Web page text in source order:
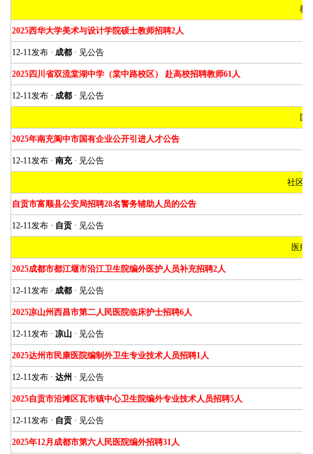
教
2025西华大学美术与设计学院硕士教师招聘2人
12-11发布 · 成都 · 见公告
2025四川省双流棠湖中学（棠中路校区） 赴高校招聘教师61人
12-11发布 · 成都 · 见公告
国
2025年南充阆中市国有企业公开引进人才公告
12-11发布 · 南充· 见公告
社区
自贡市富顺县公安局招聘28名警务辅助人员的公告
12-11发布 · 自贡 · 见公告
医疗
2025成都市都江堰市沿江卫生院编外医护人员补充招聘2人
12-11发布 · 成都 · 见公告
2025凉山州西昌市第二人民医院临床护士招聘6人
12-11发布 · 凉山 · 见公告
2025达州市民康医院编制外卫生专业技术人员招聘1人
12-11发布 · 达州 · 见公告
2025自贡市沿滩区瓦市镇中心卫生院编外专业技术人员招聘5人
12-11发布 · 自贡 · 见公告
2025年12月成都市第六人民医院编外招聘31人